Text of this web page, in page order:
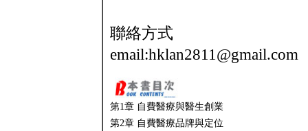
聯絡方式
email:hklan2811@gmail.com
第1章 自費醫療與醫生創業
第2章 自費醫療品牌與定位